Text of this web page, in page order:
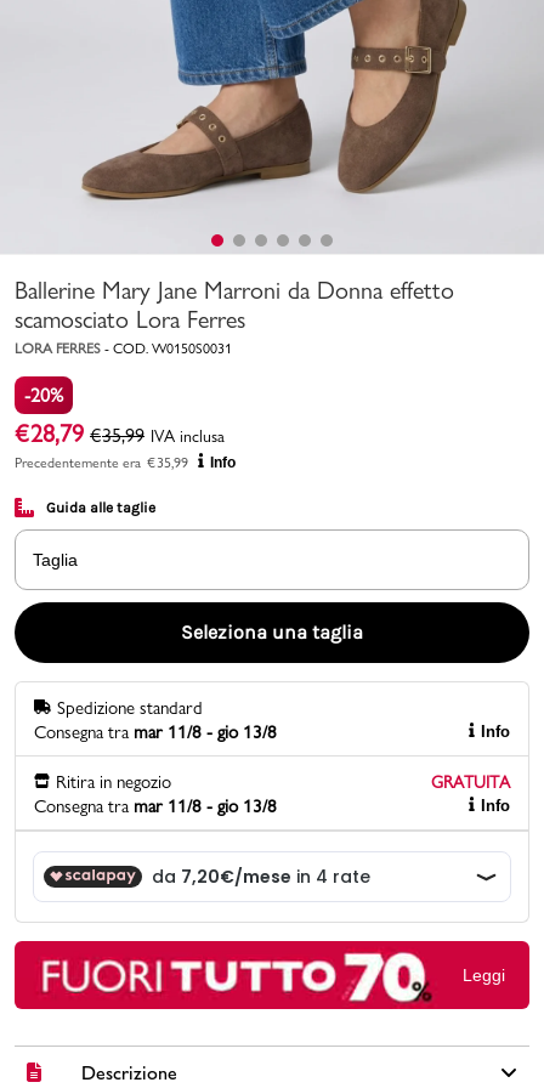
Bambino
Marchi
Promo & News
contatti
Gift card
Ballerine Mary Jane Marroni da Donna effetto
scamosciato Lora Ferres
LORA FERRES - COD. W0150S0031
-20%
€28,79 €35,99 IVA inclusa
Precedentemente era €35,99 Info
Guida alle taglie
Taglia
Seleziona una taglia
Spedizione standard
Consegna tra mar 11/8 - gio 13/8 Info
Ritira in negozio
GRATUITA
Consegna tra mar 11/8 - gio 13/8 Info
Leggi
Descrizione